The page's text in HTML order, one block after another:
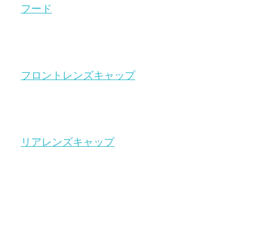
フード
フロントレンズキャップ
リアレンズキャップ